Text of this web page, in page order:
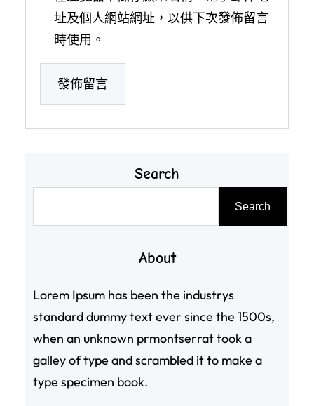
址及個人網站網址，以供下次發佈留言
時使用。
Search
Search
About
Lorem Ipsum has been the industrys
standard dummy text ever since the 1500s,
when an unknown prmontserrat took a
galley of type and scrambled it to make a
type specimen book.